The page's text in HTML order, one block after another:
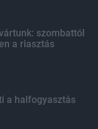
szombattól
a riasztás
a halfogyasztás